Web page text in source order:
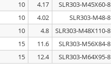
8-SLR303-M45X60
4.17
10
8-SLR303-M48
4.02
10
8-SLR303-M48X110
4.8
10
8-SLR303-M56X84
11.6
15
8-SLR303-M64X95
12.4
15